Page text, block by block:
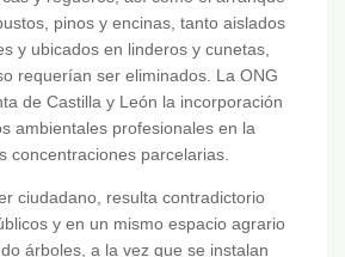
pinos y encinas, tanto aislados
y ubicados en linderos y cunetas,
requerían ser eliminados. La ONG
de Castilla y León la incorporación
ambientales profesionales en la
concentraciones parcelarias.
ciudadano, resulta contradictorio
y en un mismo espacio agrario
árboles, a la vez que se instalan